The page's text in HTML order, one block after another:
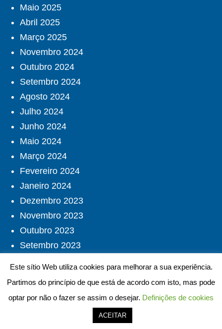
Maio 2025
Abril 2025
Março 2025
Novembro 2024
Outubro 2024
Setembro 2024
Agosto 2024
Julho 2024
Junho 2024
Maio 2024
Março 2024
Fevereiro 2024
Janeiro 2024
Dezembro 2023
Novembro 2023
Outubro 2023
Setembro 2023
Maio 2023
Este sítio Web utiliza cookies para melhorar a sua experiência.
Partimos do princípio de que está de acordo com isto, mas pode
optar por não o fazer se assim o desejar. Definições de cookies
ACEITAR